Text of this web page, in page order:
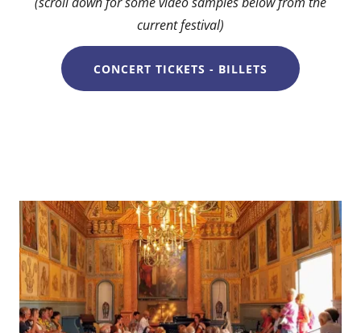
current festival)
CONCERT TICKETS - BILLETS